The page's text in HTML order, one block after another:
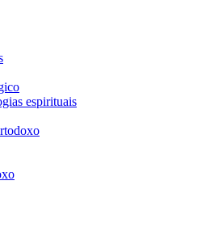
espirituais